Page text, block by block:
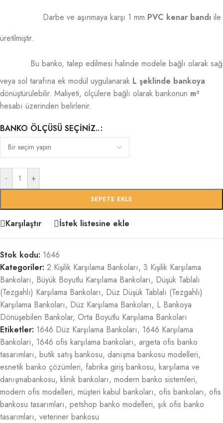
Darbe ve aşınmaya karşı 1 mm PVC kenar bandı ile
üretilmiştir.
Bu banko, talep edilmesi halinde modele bağlı olarak sağ
veya sol tarafına ek modül uygulanarak L şeklinde bankoya
dönüştürülebilir. Maliyeti, ölçülere bağlı olarak bankonun m²
hesabı üzerinden belirlenir.
BANKO ÖLÇÜSÜ SEÇINIZ..
- +
SEPETE EKLE
Karşılaştır İstek listesine ekle
Stok kodu: 1646
Kategoriler: 2 Kişilik Karşılama Bankoları, 3 Kişilik Karşılama
Bankoları, Büyük Boyutlu Karşılama Bankoları, Düşük Tablalı
(Tezgahlı) Karşılama Bankoları, Düz Düşük Tablalı (Tezgahlı)
Karşılama Bankoları, Düz Karşılama Bankoları, L Bankoya
Dönüşebilen Bankolar, Orta Boyutlu Karşılama Bankoları
Etiketler: 1646 Düz Karşılama Bankoları, 1646 Karşılama
Bankoları, 1646 ofis karşılama bankoları, argeta ofis banko
tasarımları, butik satış bankosu, danışma bankosu modelleri,
esnetik banko çözümleri, fabrika giriş bankosu, karşılama ve
danışmabankosu, klinik bankoları, modern banko sistemleri,
modern ofis modelleri, müşteri kabul bankoları, ofis bankoları, ofis
bankosu tasarımları, petshop banko modelleri, şık ofis banko
tasarımları, veteriner bankosu